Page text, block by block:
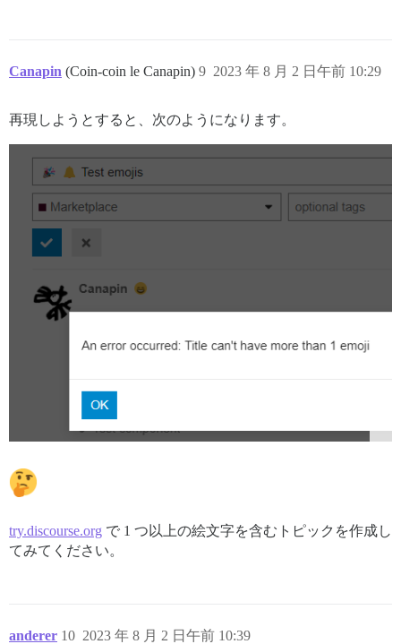
Canapin (Coin-coin le Canapin) 2023 年 8 月 2 日午前 10:29
9
再現しようとすると、次のようになります。
try.discourse.org で 1 つ以上の絵文字を含むトピックを作成し
てみてください。
anderer 2023 年 8 月 2 日午前 10:39
10